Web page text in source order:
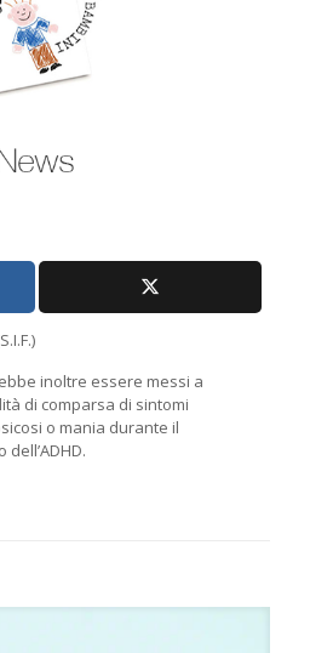
inoltre essere messi a
di comparsa di sintomi
o mania durante il